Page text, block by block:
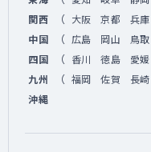
関西 （ 大阪 京都 兵庫
中国 （ 広島 岡山 鳥取
四国 （ 香川 徳島 愛媛
九州 （ 福岡 佐賀 長崎
沖縄